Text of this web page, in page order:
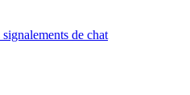
de chat